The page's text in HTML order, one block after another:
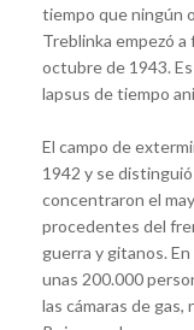
tiempo que ningún
Treblinka empezó
octubre de 1943.
lapsus de tiempo
El campo de
1942 y se
concentraron el
procedentes del
guerra y gitanos.
unas 200.000
las cámaras de